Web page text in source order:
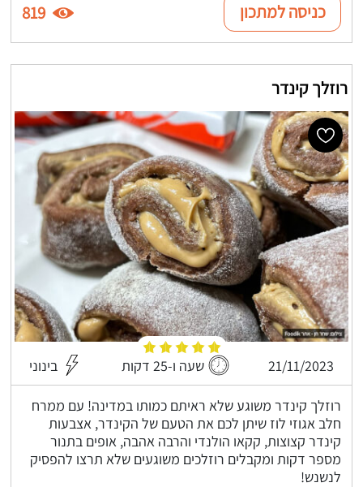
כניסה למתכון 819
רוזלך קינדר
21/11/2023 שעה ו-25 דקות בינוני
רוזלך קינדר משוגע שלא ראיתם כמותו במדינה! עם ממרח
חלב אגוזי לוז שיתן לכם את הטעם של הקינדר, אצבעות
קינדר קצוצות, קקאו הולנדי והרבה אהבה, אופים בתנור
מספר דקות ומקבלים רוזלכים משוגעים שלא תרצו להפסיק
לנשנש!